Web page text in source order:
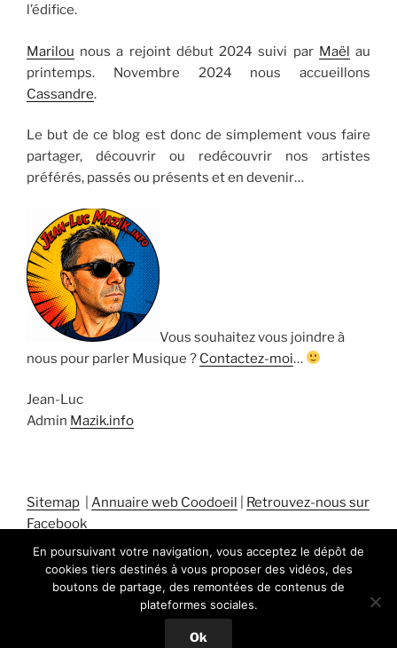
l’édifice.
Marilou nous a rejoint début 2024 suivi par Maël au
printemps. Novembre 2024 nous accueillons
Cassandre.
Le but de ce blog est donc de simplement vous faire
partager, découvrir ou redécouvrir nos artistes
préférés, passés ou présents et en devenir…
Vous souhaitez vous joindre à
nous pour parler Musique ? Contactez-moi…
Jean-Luc
Admin Mazik.info
Sitemap Annuaire web Coodoeil
Retrouvez-nous sur
Facebook
Fièrement propulsé par WordPress
En poursuivant votre navigation, vous acceptez le dépôt de
cookies tiers destinés à vous proposer des vidéos, des
boutons de partage, des remontées de contenus de
plateformes sociales.
Ok